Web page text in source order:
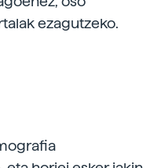
ezagutzeko.